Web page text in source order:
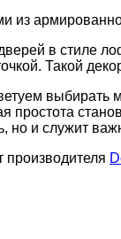
из
в стиле
Такой
простота
но и служит